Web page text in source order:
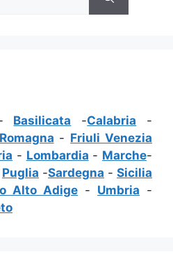
Basilicata -Calabria -
- Friuli Venezia
- Lombardia - Marche-
Puglia -Sardegna - Sicilia
Alto Adige - Umbria -